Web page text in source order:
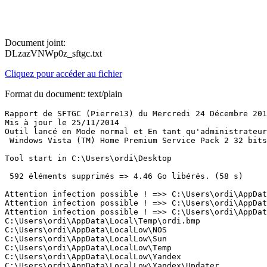
Document joint:
DLzazVNWp0z_sftgc.txt
Cliquez pour accéder au fichier
Format du document: text/plain
Rapport de SFTGC (Pierre13) du Mercredi 24 Décembre 2014 à 21:09:16 version : 2.2.0.1
Mis à jour le 25/11/2014
Outil lancé en Mode normal et En tant qu'administrateur
 Windows Vista (TM) Home Premium Service Pack 2 32 bits 

Tool start in C:\Users\ordi\Desktop

 592 éléments supprimés => 4.46 Go libérés. (58 s)

Attention infection possible ! =>> C:\Users\ordi\AppData\Local\Temp\avgnt.exe
Attention infection possible ! =>> C:\Users\ordi\AppData\Local\Temp\avgnt.exe\Avira.OE.ExtApi.dll
Attention infection possible ! =>> C:\Users\ordi\AppData\LocalLow\Sun\Java\jre1.7.0_65\lzma.exe
C:\Users\ordi\AppData\Local\Temp\ordi.bmp
C:\Users\ordi\AppData\LocalLow\NOS
C:\Users\ordi\AppData\LocalLow\Sun
C:\Users\ordi\AppData\LocalLow\Temp
C:\Users\ordi\AppData\LocalLow\Yandex
C:\Users\ordi\AppData\LocalLow\Yandex\Updater
C:\Users\ordi\AppData\LocalLow\Yandex\VB
C:\Users\ordi\AppData\LocalLow\Yandex\VB\backgrounds.json
C:\Users\ordi\AppData\LocalLow\Yandex\VB\blacklist.xml
C:\Users\ordi\AppData\LocalLow\Yandex\VB\blocked_domains.json
C:\Users\ordi\AppData\LocalLow\Yandex\VB\branding
C:\Users\ordi\AppData\LocalLow\Yandex\VB\FastDialFrameIE.log
C:\Users\ordi\AppData\LocalLow\Yandex\VB\FastDialTabIE.low.log
C:\Users\ordi\AppData\LocalLow\Yandex\VB\Install.log
C:\Users\ordi\AppData\LocalLow\Yandex\VB\migrate.ver
C:\Users\ordi\AppData\LocalLow\Yandex\VB\migrateFromBar
C:\Users\ordi\AppData\LocalLow\Yandex\VB\search_examples.json
C:\Users\ordi\AppData\LocalLow\Yandex\VB\sync
C:\Users\ordi\AppData\LocalLow\Yandex\VB\tabs
C:\Users\ordi\AppData\LocalLow\Yandex\VB\vb
C:\Users\ordi\AppData\LocalLow\Yandex\VB\vb.xml
C:\Users\ordi\AppData\LocalLow\Yandex\VB\vb_auto.xml
C:\Users\ordi\AppData\LocalLow\Yandex\VB\vb\background
C:\Users\ordi\AppData\LocalLow\Yandex\VB\vb\background_network
C:\Users\ordi\AppData\LocalLow\Yandex\VB\vb\fav
C:\Users\ordi\AppData\LocalLow\Yandex\VB\vb\thumbnail
C:\Users\ordi\AppData\LocalLow\Yandex\VB\vb\thumbnail\{0AF31590-AE84-4CFB-90AF-431EA9CCB64B}
C:\Users\ordi\AppData\LocalLow\Yandex\VB\vb\thumbnail\{0CA9E334-DD08-4CF4-B02E-656F3CA225A9}
C:\Users\ordi\AppData\LocalLow\Yandex\VB\vb\thumbnail\{25C82BEF-2E6B-44F5-B56F-25D4C0C7B332}
C:\Users\ordi\AppData\LocalLow\Yandex\VB\vb\thumbnail\{2D425A2E-5C3E-47FF-A6AC-7D6A128B9E13}
C:\Users\ordi\AppData\LocalLow\Yandex\VB\vb\thumbnail\{6C021EF3-DA99-4141-8142-2143CEFE3E8D}
C:\Users\ordi\AppData\LocalLow\Yandex\VB\vb\thumbnail\{D011C78C-4D76-4DF3-ADAC-06DC3A08067C}
C:\Users\ordi\AppData\LocalLow\Yandex\VB\vb\thumbnail\{DEE6A7C7-5869-4115-BA11-B57A14157691}
C:\Users\ordi\AppData\LocalLow\Yandex\VB\vb\fav\fav_full.xml
C:\Users\ordi\AppData\LocalLow\Yandex\VB\vb\fav\fav_lite.xml
C:\Users\ordi\AppData\LocalLow\Yandex\VB\vb\background_network\015b14b06c3cecac8d63f328fd28b631.png
C:\Users\ordi\AppData\LocalLow\Yandex\VB\vb\background_network\034bcfa8d386d6d6eaad2892274ae787.jpg
C:\Users\ordi\AppData\LocalLow\Yandex\VB\vb\background_network\0ad613f1fa0dce0fab7dbe459ad7a289.jpg
C:\Users\ordi\AppData\LocalLow\Yandex\VB\vb\background_network\0c46876f143681fabf96fcbe7c56497e.jpg
C:\Users\ordi\AppData\LocalLow\Yandex\VB\vb\background_network\0cbf04f29c73b252432a6adda13d354d.jpg
C:\Users\ordi\AppData\LocalLow\Yandex\VB\vb\background_network\1cdfb6ce92fa7a73c69cac7254ce5357.png
C:\Users\ordi\AppData\LocalLow\Yandex\VB\vb\background_network\2fb882384e2f712ddecfa29661f5ff72.png
C:\Users\ordi\AppData\LocalLow\Yandex\VB\vb\background_network\321007a3b535a171ab5329156ee09ac7.png
C:\Users\ordi\AppData\LocalLow\Yandex\VB\vb\background_network\345936aec137db178239675631d49451.png
C:\Users\ordi\AppData\LocalLow\Yandex\VB\vb\background_network\3a7b3f8bd7efa52a79d3c546daf6c0bf.png
C:\Users\ordi\AppData\LocalLow\Yandex\VB\vb\background_network\3da2de4235545a729b984b34ba3c247c.png
C:\Users\ordi\AppData\LocalLow\Yandex\VB\vb\background_network\4136cd11db8b10cda15a0ed4a7e4a205.png
C:\Users\ordi\AppData\LocalLow\Yandex\VB\vb\background_network\42d85fa841dd4ece9b8e380702e3a9c9.png
C:\Users\ordi\AppData\LocalLow\Yandex\VB\vb\background_network\45dae3fc15ef1146dff12b807e1cbfc8.png
C:\Users\ordi\AppData\LocalLow\Yandex\VB\vb\background_network\47009ff07d19216faebf54c82eac87b3.png
C:\Users\ordi\AppData\LocalLow\Yandex\VB\vb\background_network\5ea6b02ed820d363ceb5caecc980f2d7.png
C:\Users\ordi\AppData\LocalLow\Yandex\VB\vb\background_network\6d018666c717db162e6d07da51e79243.png
C:\Users\ordi\AppData\LocalLow\Yandex\VB\vb\background_network\6ec576c784c622a9ae0fc606d41f3e92.png
C:\Users\ordi\AppData\LocalLow\Yandex\VB\vb\background_network\79d96d2e4e4eaf8dbfbe44966f19a3b9.jpg
C:\Users\ordi\AppData\LocalLow\Yandex\VB\vb\background_network\8008d66f56aff88d8d6abdff37fbb8d2.png
C:\Users\ordi\AppData\LocalLow\Yandex\VB\vb\background_network\8146cfa0a5803182c3f7cff6701385ff.jpg
C:\Users\ordi\AppData\LocalLow\Yandex\VB\vb\background_network\850808e16ccb7d76e314572f14c74e92.png
C:\Users\ordi\AppData\LocalLow\Yandex\VB\vb\background_network\8a344e4031c4da5f9a1204f3364cdf3c.jpg
C:\Users\ordi\AppData\LocalLow\Yandex\VB\vb\background_network\90f09149d1aa2146fd60703afb9cc042.jpg
C:\Users\ordi\AppData\LocalLow\Yandex\VB\vb\background_network\954a9e3bc5622f59cc1d214c80f2f19e.jpg
C:\Users\ordi\AppData\LocalLow\Yandex\VB\vb\background_network\959086477e9662e53b110d12312c3574.jpg
C:\Users\ordi\AppData\LocalLow\Yandex\VB\vb\background_network\99acef142331fbcf25dced650a74632b.png
C:\Users\ordi\AppData\LocalLow\Yandex\VB\vb\background_network\a0c96bde72d86dbf55229a5c5652b03d.png
C:\Users\ordi\AppData\LocalLow\Yandex\VB\vb\background_network\a41826f5b2aa2329b6ad352acf00c7e5.png
C:\Users\ordi\AppData\LocalLow\Yandex\VB\vb\background_network\a933b00ba540c6191cf6b78cc0ca7044.png
C:\Users\ordi\AppData\LocalLow\Yandex\VB\vb\background_network\ad287bb5e20c9c623a1c3a364c420199.png
C:\Users\ordi\AppData\LocalLow\Yandex\VB\vb\background_network\b52481f814d15ea9e72124868b8d5c0e.png
C:\Users\ordi\AppData\LocalLow\Yandex\VB\vb\background_network\b5b424c7e12372ef6cf8b66ae36da0d9.jpg
C:\Users\ordi\AppData\LocalLow\Yandex\VB\vb\background_network\b6be5bdae18b703e0153c9b1f82afa40.png
C:\Users\ordi\AppData\LocalLow\Yandex\VB\vb\background_network\bc2a3fba79e54f4d86965c73f16c6471.png
C:\Users\ordi\AppData\LocalLow\Yandex\VB\vb\background_network\bdbca8f7020d066600ace4a967b49eab.jpg